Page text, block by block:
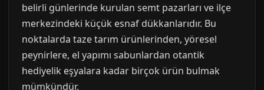
belirli günlerinde kurulan semt pazarları ve ilçe
merkezindeki küçük esnaf dükkanlarıdır. Bu
noktalarda taze tarım ürünlerinden, yöresel
peynirlere, el yapımı sabunlardan otantik
hediyelik eşyalara kadar birçok ürün bulmak
mümkündür.